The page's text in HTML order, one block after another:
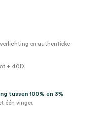
en authentieke
+ 40D.
tussen 100% en 3%
één vinger.